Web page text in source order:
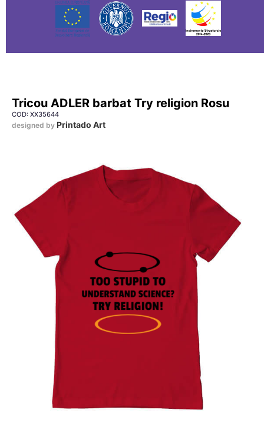
Tricou ADLER barbat Try religion Rosu
COD: XX35644
designed by Printado Art